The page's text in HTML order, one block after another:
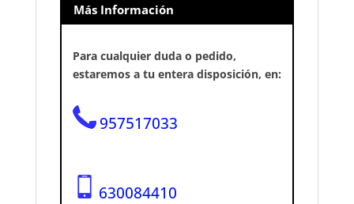
Más Información
Para cualquier duda o pedido,
estaremos a tu entera disposición, en:
957517033
630084410